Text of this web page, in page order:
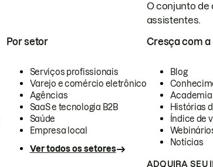
O conjunto de
assistentes.
Por setor
Serviços profissionais
Varejo e comércio eletrônico
Agências
SaaS e tecnologia B2B
Saúde
Empresa local
Ver todos os setores
Cresça com a
Blog
Academia
Histórias
Índice de
Notícias
ADQUIRA SEU